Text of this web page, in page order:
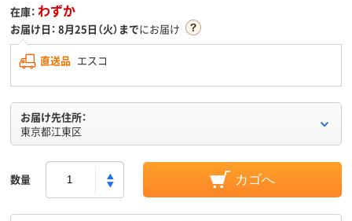
在庫： わずか
お届け日： 8月25日（火）までにお届け
直送品 エスコ
お届け先住所：
東京都江東区
数量 カゴへ